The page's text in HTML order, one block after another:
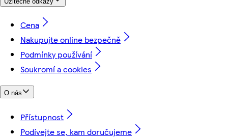
Cena
Nakupujte online bezpečně
Podmínky používání
Soukromí a cookies
O nás
Přístupnost
Podívejte se, kam doručujeme